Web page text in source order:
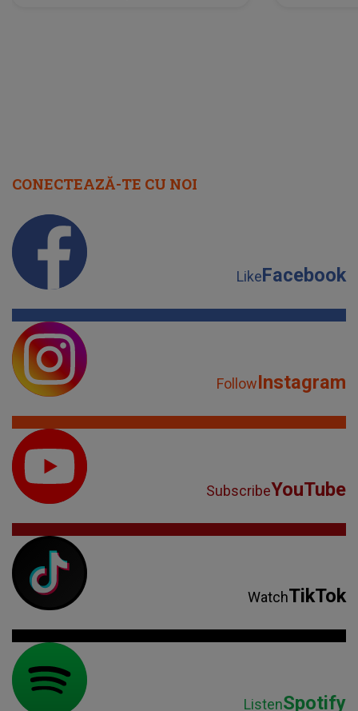
CONECTEAZĂ-TE CU NOI
LikeFacebook
FollowInstagram
SubscribeYouTube
WatchTikTok
ListenSpotify